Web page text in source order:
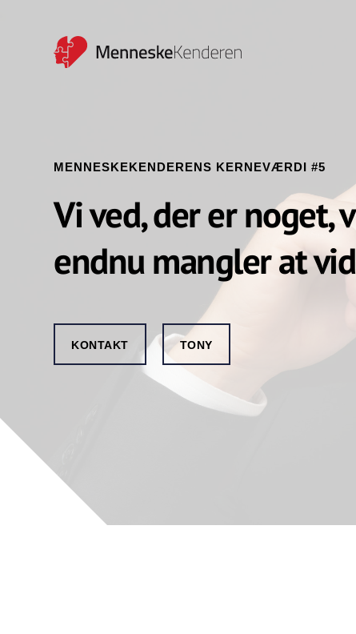
MENNESKEKENDERENS KERNEVÆRDI #5
Vi ved, der er noget,
endnu mangler at
KONTAKT TONY